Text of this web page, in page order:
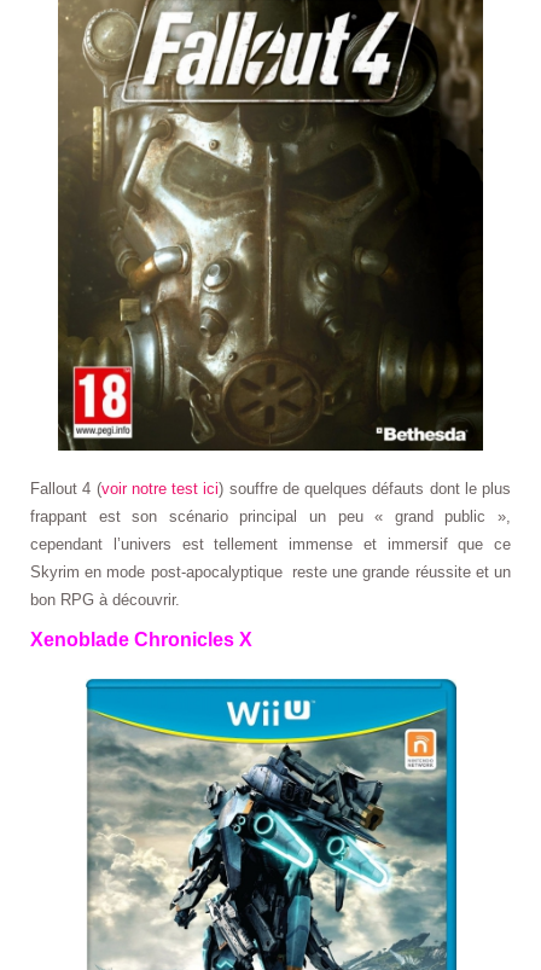
Fallout 4 (voir notre test ici) souffre de quelques défauts dont le plus
frappant est son scénario principal un peu « grand public »,
cependant l’univers est tellement immense et immersif que ce
Skyrim en mode post-apocalyptique reste une grande réussite et un
bon RPG à découvrir.
Xenoblade Chronicles X